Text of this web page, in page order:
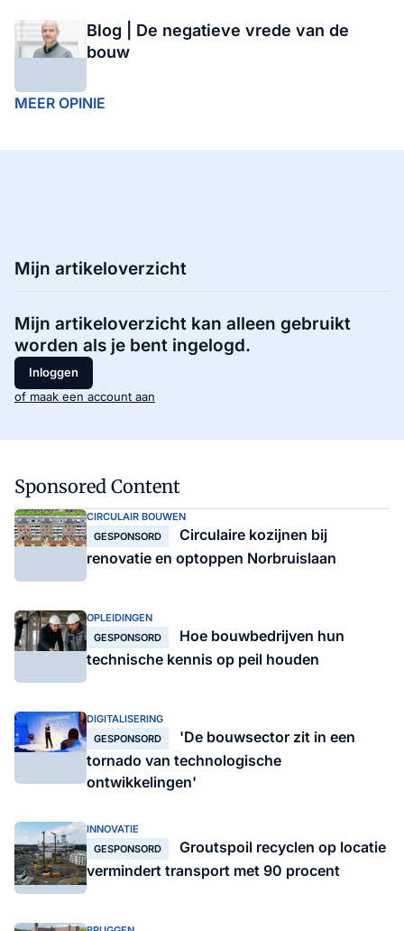
Blog | De negatieve vrede van de
bouw
MEER OPINIE
Mijn artikeloverzicht
Mijn artikeloverzicht kan alleen gebruikt
worden als je bent ingelogd.
Inloggen
of maak een account aan
Sponsored Content
CIRCULAIR BOUWEN
GESPONSORD
Circulaire kozijnen bij
renovatie en optoppen Norbruislaan
OPLEIDINGEN
GESPONSORD
Hoe bouwbedrijven hun
technische kennis op peil houden
DIGITALISERING
GESPONSORD
'De bouwsector zit in een
tornado van technologische
ontwikkelingen'
INNOVATIE
GESPONSORD
Groutspoil recyclen op locatie
vermindert transport met 90 procent